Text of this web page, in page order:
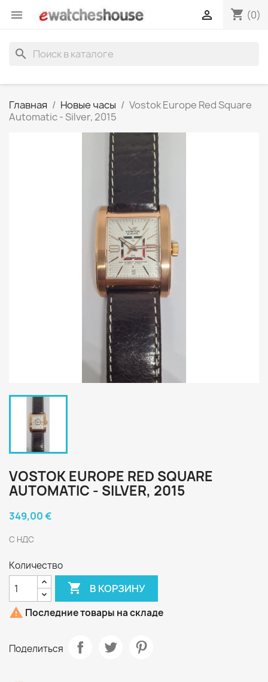
 shopping_cart (0)

search
Главная Новые часы
Vostok Europe Red Square
Automatic - Silver, 2015
VOSTOK EUROPE RED SQUARE
AUTOMATIC - SILVER, 2015
349,00 €
С НДС
Количество
 В КОРЗИНУ
 Последние товары на складе
Поделиться